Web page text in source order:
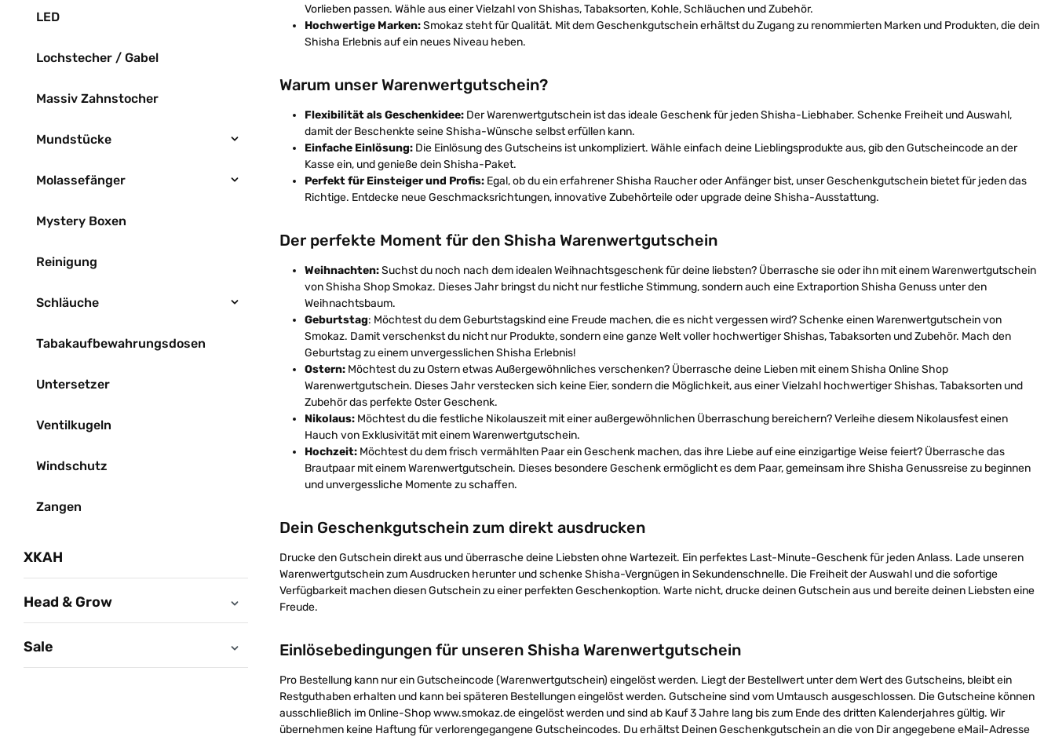
LED
Lochstecher / Gabel
Massiv Zahnstocher
Mundstücke
Molassefänger
Mystery Boxen
Reinigung
Schläuche
Tabakaufbewahrungsdosen
Untersetzer
Ventilkugeln
Windschutz
Zangen
XKAH
Head & Grow
Sale
Vorlieben passen. Wähle aus einer Vielzahl von Shishas, Tabaksorten, Kohle, Schläuchen und Zubehör.
Hochwertige Marken:Smokaz steht für Qualität. Mit dem Geschenkgutschein erhältst du Zugang zu renommierten Marken und Produkten, die dein
Shisha Erlebnis auf ein neues Niveau heben.
Warum unser Warenwertgutschein?
Flexibilität als Geschenkidee: Der Warenwertgutschein ist das ideale Geschenk für jeden Shisha-Liebhaber. Schenke Freiheit und Auswahl,
damit der Beschenkte seine Shisha-Wünsche selbst erfüllen kann.
Einfache Einlösung: Die Einlösung des Gutscheins ist unkompliziert. Wähle einfach deine Lieblingsprodukte aus, gib den Gutscheincode an der
Kasse ein, und genieße dein Shisha-Paket.
Perfekt für Einsteiger und Profis: Egal, ob du ein erfahrener Shisha Raucher oder Anfänger bist, unser Geschenkgutschein bietet für jeden das
Richtige. Entdecke neue Geschmacksrichtungen, innovative Zubehörteile oder upgrade deine Shisha-Ausstattung.
Der perfekte Moment für den Shisha Warenwertgutschein
Weihnachten:Suchst du noch nach dem idealen Weihnachtsgeschenk für deine liebsten? Überrasche sie oder ihn mit einem Warenwertgutschein
von Shisha Shop Smokaz. Dieses Jahr bringst du nicht nur festliche Stimmung, sondern auch eine Extraportion Shisha Genuss unter den
Weihnachtsbaum.
Geburtstag: Möchtest du dem Geburtstagskind eine Freude machen, die es nicht vergessen wird? Schenke einen Warenwertgutschein von
Smokaz. Damit verschenkst du nicht nur Produkte, sondern eine ganze Welt voller hochwertiger Shishas, Tabaksorten und Zubehör. Mach den
Geburtstag zu einem unvergesslichen Shisha Erlebnis!
Ostern: Möchtest du zu Ostern etwas Außergewöhnliches verschenken? Überrasche deine Lieben mit einem Shisha Online Shop
Warenwertgutschein. Dieses Jahr verstecken sich keine Eier, sondern die Möglichkeit, aus einer Vielzahl hochwertiger Shishas, Tabaksorten und
Zubehör das perfekte Oster Geschenk.
Nikolaus: Möchtest du die festliche Nikolauszeit mit einer außergewöhnlichen Überraschung bereichern? Verleihe diesem Nikolausfest einen
Hauch von Exklusivität mit einem Warenwertgutschein.
Hochzeit: Möchtest du dem frisch vermählten Paar ein Geschenk machen, das ihre Liebe auf eine einzigartige Weise feiert? Überrasche das
Brautpaar mit einem Warenwertgutschein. Dieses besondere Geschenk ermöglicht es dem Paar, gemeinsam ihre Shisha Genussreise zu beginnen
und unvergessliche Momente zu schaffen.
Dein Geschenkgutschein zum direkt ausdrucken
Drucke den Gutschein direkt aus und überrasche deine Liebsten ohne Wartezeit. Ein perfektes Last-Minute-Geschenk für jeden Anlass. Lade unseren
Warenwertgutschein zum Ausdrucken herunter und schenke Shisha-Vergnügen in Sekundenschnelle. Die Freiheit der Auswahl und die sofortige
Verfügbarkeit machen diesen Gutschein zu einer perfekten Geschenkoption. Warte nicht, drucke deinen Gutschein aus und bereite deinen Liebsten eine
Freude.
Einlösebedingungen für unseren Shisha Warenwertgutschein
Pro Bestellung kann nur ein Gutscheincode (Warenwertgutschein) eingelöst werden. Liegt der Bestellwert unter dem Wert des Gutscheins, bleibt ein
Restguthaben erhalten und kann bei späteren Bestellungen eingelöst werden. Gutscheine sind vom Umtausch ausgeschlossen. Die Gutscheine können
ausschließlich im Online-Shop www.smokaz.de eingelöst werden und sind ab Kauf 3 Jahre lang bis zum Ende des dritten Kalenderjahres gültig. Wir
übernehmen keine Haftung für verlorengegangene Gutscheincodes. Du erhältst Deinen Geschenkgutschein an die von Dir angegebene eMail-Adresse